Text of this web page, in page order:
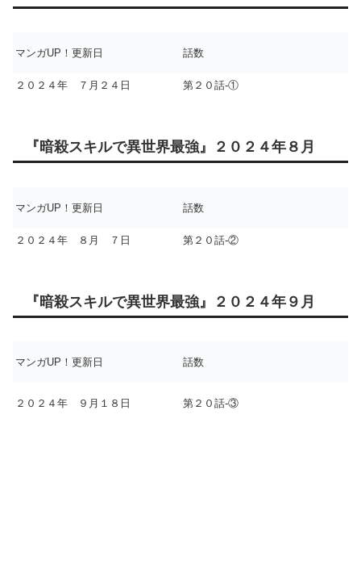
マンガUP！更新日 話数
２０２４年 ７月２４日 第２０話-①
『暗殺スキルで異世界最強』２０２４年８月
マンガUP！更新日 話数
２０２４年 ８月 ７日 第２０話-②
『暗殺スキルで異世界最強』２０２４年９月
マンガUP！更新日 話数
２０２４年 ９月１８日 第２０話-③